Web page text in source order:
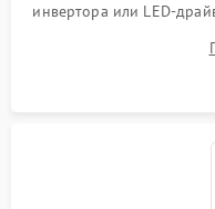
инвертора или LED-
питания скалера и